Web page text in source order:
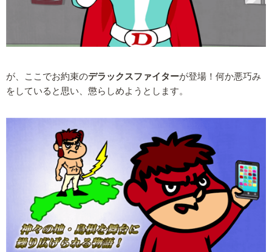
が、ここでお約束のデラックスファイターが登場！何か悪巧み
をしていると思い、懲らしめようとします。